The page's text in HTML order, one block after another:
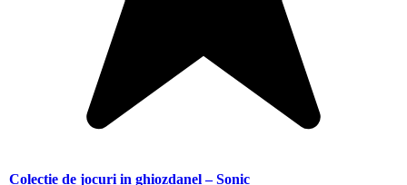
Colectie de jocuri in ghiozdanel – Sonic